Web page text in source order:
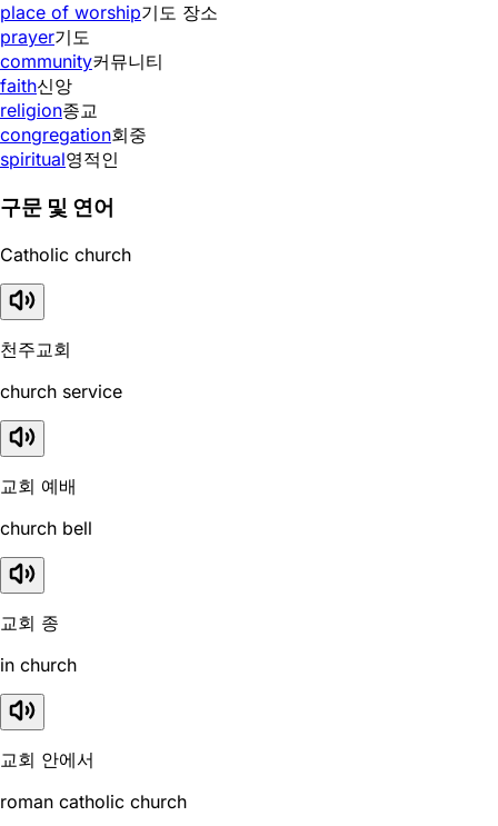
place of worship기도 장소
prayer기도
community커뮤니티
faith신앙
religion종교
congregation회중
spiritual영적인
구문 및 연어
Catholic church
천주교회
church service
교회 예배
church bell
교회 종
in church
교회 안에서
roman catholic church